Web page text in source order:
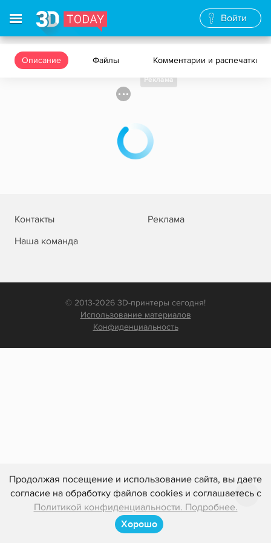
Продолжая посещение и использование сайта, вы даете
согласие на обработку файлов cookies и соглашаетесь с
Политикой конфиденциальности. Подробнее.
Хорошо
Войти
Описание Файлы Комментарии и распечатки
Реклама
Контакты
Реклама
Наша команда
© 2013-2026 3D-принтеры сегодня!
Использование материалов
Конфиденциальность